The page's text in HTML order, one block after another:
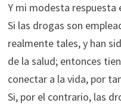
Y mi modesta respuesta
Si las drogas son
realmente tales, y han
de la salud; entonces
conectar a la vida, por
Si, por el contrario, las